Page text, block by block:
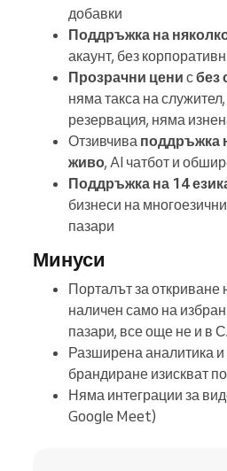
добавки
Поддръжка на
акаунт, без
Прозрачни цени сбез
няма такса на
резервация, няма
Отзивчива поддръжка
живо, AI чатбот и
Поддръжка на 14
бизнеси на
пазари
Минуси
Порталът за откриване
наличен само на
пазари, все още не и в
Разширена аналитика
брандиране изискват
Няма интеграции за
Google Meet)